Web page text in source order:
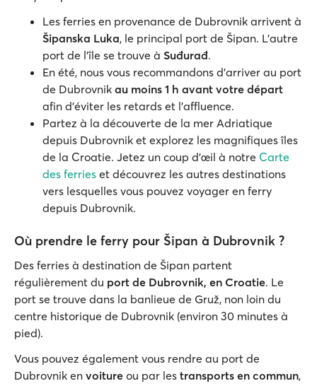
Les ferries en provenance de Dubrovnik arrivent à
Šipanska Luka, le principal port de Šipan. L'autre
port de l'île se trouve à Suđurađ.
En été, nous vous recommandons d'arriver au port
de Dubrovnik au moins 1 h avant votre départ
afin d'éviter les retards et l’affluence.
Partez à la découverte de la mer Adriatique
depuis Dubrovnik et explorez les magnifiques îles
de la Croatie. Jetez un coup d'œil à notre Carte
des ferries et découvrez les autres destinations
vers lesquelles vous pouvez voyager en ferry
depuis Dubrovnik.
Où prendre le ferry pour Šipan à Dubrovnik ?
Des ferries à destination de Šipan partent
régulièrement du port de Dubrovnik, en Croatie. Le
port se trouve dans la banlieue de Gruž, non loin du
centre historique de Dubrovnik (environ 30 minutes à
pied).
Vous pouvez également vous rendre au port de
Dubrovnik en voiture ou par les transports en commun,